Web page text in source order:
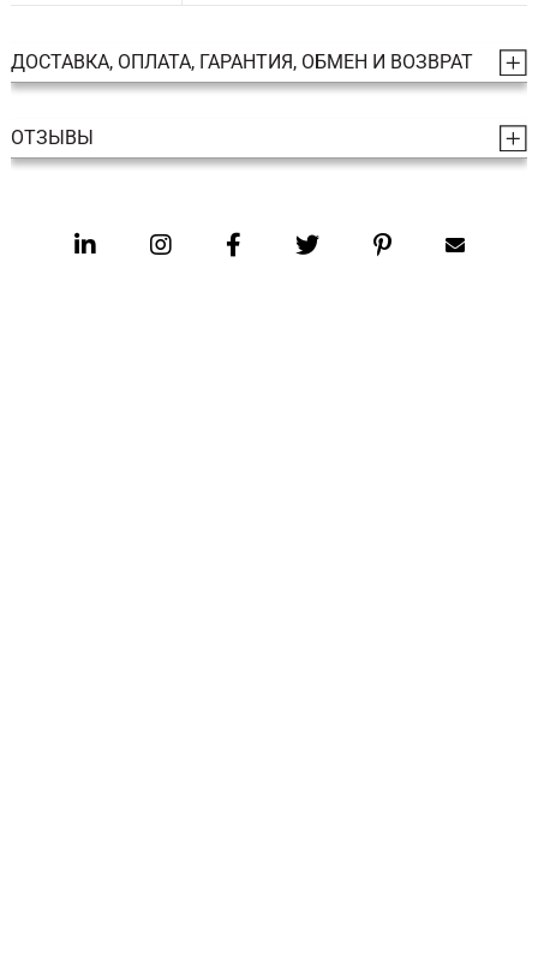
ДОСТАВКА, ОПЛАТА, ГАРАНТИЯ, ОБМЕН И ВОЗВРАТ
ОТЗЫВЫ